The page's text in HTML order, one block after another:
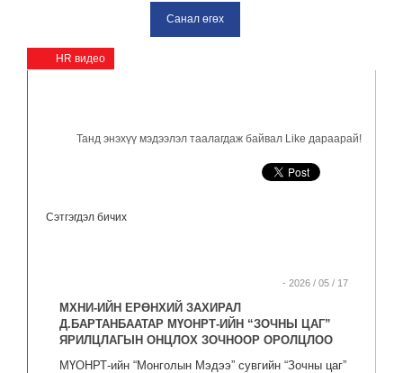
HR видео
Танд энэхүү мэдээлэл таалагдаж байвал Like дараарай!
Сэтгэгдэл бичих
- 2026 / 05 / 17
МХНИ-ИЙН ЕРӨНХИЙ ЗАХИРАЛ
Д.БАРТАНБААТАР МҮОНРТ-ИЙН “ЗОЧНЫ ЦАГ”
ЯРИЛЦЛАГЫН ОНЦЛОХ ЗОЧНООР ОРОЛЦЛОО
МҮОНРТ-ийн “Монголын Мэдээ” сувгийн “Зочны цаг”